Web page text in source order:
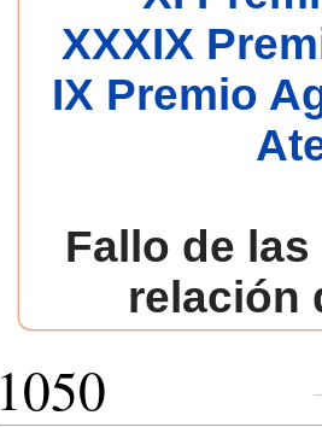
XXXIX
IX Premio
Fallo de
relación
1050